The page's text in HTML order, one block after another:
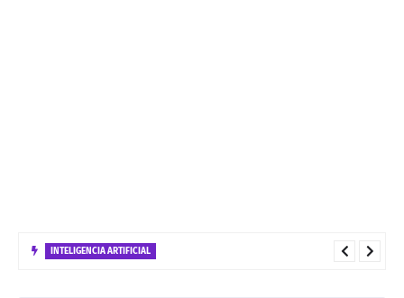
INTELIGENCIA ARTIFICIAL